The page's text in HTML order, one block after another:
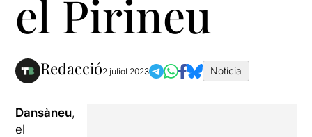
el Pirineu
Redacció2 juliol 2023 Notícia
Dansàneu,
el